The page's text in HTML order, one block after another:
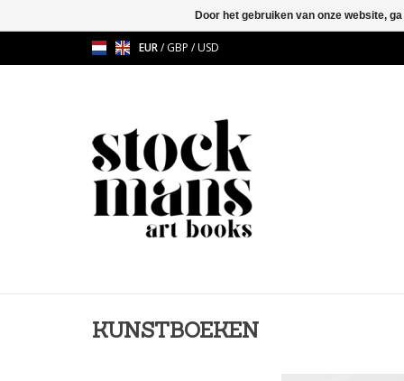
EUR/GBP /USD
KUNSTBOEKEN
Door het gebruiken van onze website,